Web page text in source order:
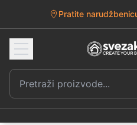
Pratite